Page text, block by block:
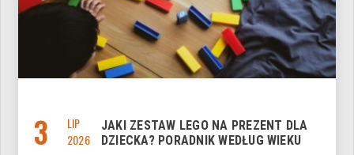
3
LIP
2026
JAKI ZESTAW LEGO NA PREZENT DLA
DZIECKA? PORADNIK WEDŁUG WIEKU